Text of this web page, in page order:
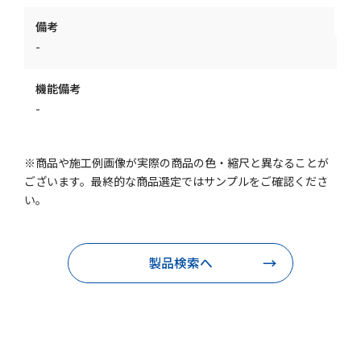
備考
-
機能備考
-
※商品や施工例画像が実際の商品の色・縮尺と異なることが
ございます。最終的な商品選定ではサンプルをご確認くださ
い。
製品検索へ